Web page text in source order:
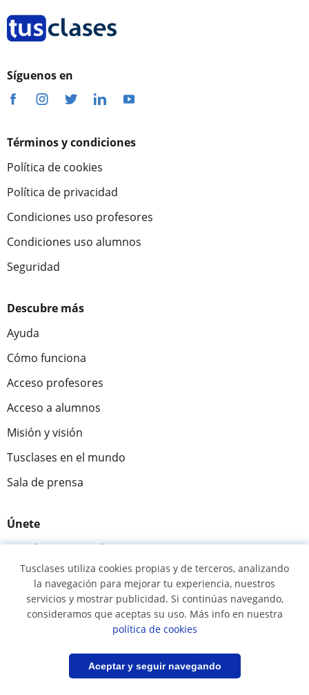
Guardar búsqueda
Síguenos en
Términos y condiciones
Política de cookies
Política de privacidad
Condiciones uso profesores
Condiciones uso alumnos
Seguridad
Descubre más
Ayuda
Cómo funciona
Acceso profesores
Acceso a alumnos
Misión y visión
Tusclases en el mundo
Sala de prensa
Únete
Dar clases particulares
Alumnos que buscan profesor
Alta centros
Novedades y Blog
Tusclases utiliza cookies propias y de terceros, analizando
la navegación para mejorar tu experiencia, nuestros
servicios y mostrar publicidad. Si continúas navegando,
consideramos que aceptas su uso. Más info en nuestra
política de cookies
Aceptar y seguir navegando